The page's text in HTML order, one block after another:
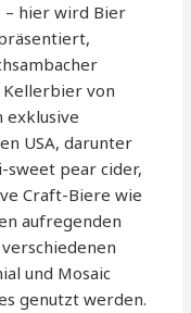
– hier wird Bier
von
exklusive
USA, darunter
sweet pear cider,
Craft-Biere wie
aufregenden
und Mosaic
genutzt werden.